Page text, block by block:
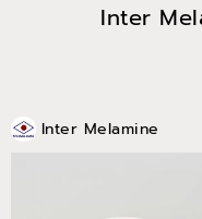
Inter
Inter Melamine